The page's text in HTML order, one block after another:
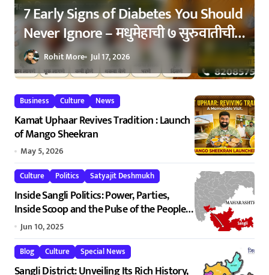
7 Early Signs of Diabetes You Should
Never Ignore – मधुमेहाची ७ सुरुवातीची
लक्षणे – वेळेत ओळखा, आरोग्य जपा
Rohit More Jul 17, 2026
Business Culture News
Kamat Uphaar Revives Tradition : Launch
of Mango Sheekran
May 5, 2026
Culture Politics Satyajit Deshmukh
Inside Sangli Politics: Power, Parties,
Inside Scoop and the Pulse of the People
2025 – Dynamic Leaders.
Jun 10, 2025
Blog Culture Special News
Sangli District: Unveiling Its Rich History,